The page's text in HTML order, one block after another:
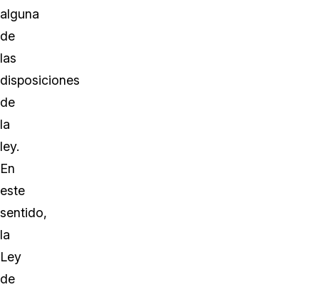
alguna
de
las
disposiciones
de
la
ley.
En
este
sentido,
la
Ley
de